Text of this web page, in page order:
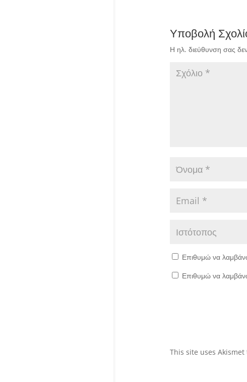
Υποβολή
Η ηλ. διεύθυνση σας
Επιθυμώ να
Επιθυμώ να
This site uses